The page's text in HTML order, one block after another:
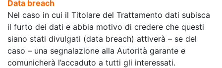
Data breach
Nel caso in cui il Titolare del Trattamento dati subisca
il furto dei dati e abbia motivo di credere che questi
siano stati divulgati (data breach) attiverà – se del
caso – una segnalazione alla Autorità garante e
comunicherà l’accaduto a tutti gli interessati.